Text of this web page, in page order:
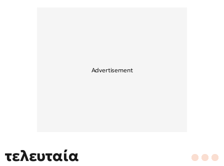
τελευταία